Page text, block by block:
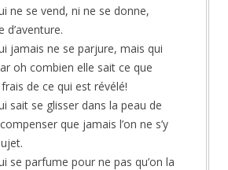
ne se vend, ni ne se donne,
d’aventure.
jamais ne se parjure, mais qui
oh combien elle sait ce que
de ce qui est révélé!
sait se glisser dans la peau de
que jamais l’on ne s’y
se parfume pour ne pas qu’on la